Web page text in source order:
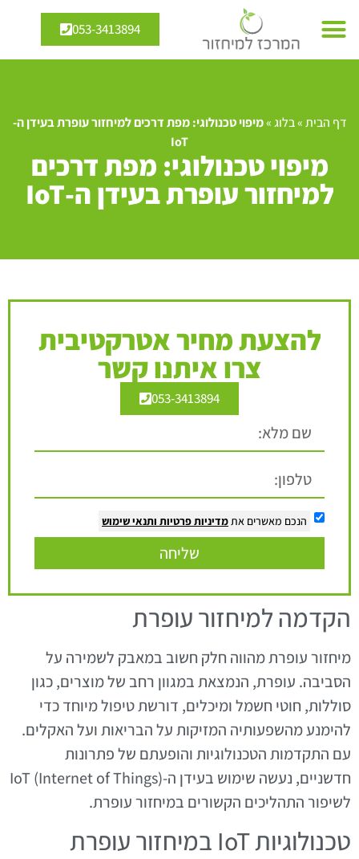
053-3413894
דף הבית»בלוג»מיפוי טכנולוגי: מפת דרכים למיחזור עופרת בעידן ה-
IoT
מיפוי טכנולוגי: מפת דרכים
למיחזור עופרת בעידן ה-IoT
להצעת מחיר אטרקטיבית
צרו איתנו קשר
053-3413894
הנכם מאשרים את מדיניות פרטיות ותנאי שימוש
שליחה
הקדמה למיחזור עופרת
מיחזור עופרת מהווה חלק חשוב במאבק לשמירה על
הסביבה. עופרת, הנמצאת במגוון רחב של מוצרים, כגון
סוללות, חוטי חשמל ומיכלים, דורשת טיפול מיוחד כדי
להימנע מהשפעותיה המזיקות על הבריאות ועל האקלים.
עם התקדמות הטכנולוגיות והופעתם של פתרונות
חדשניים, נעשה שימוש בעידן ה-IoT (Internet of Things)
לשיפור התהליכים הקשורים במיחזור עופרת.
טכנולוגיות IoT במיחזור עופרת